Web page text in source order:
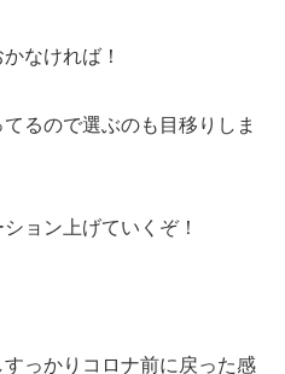
なければ！
るので選ぶのも目移りしま
ョン上げていくぞ！
っかりコロナ前に戻った感